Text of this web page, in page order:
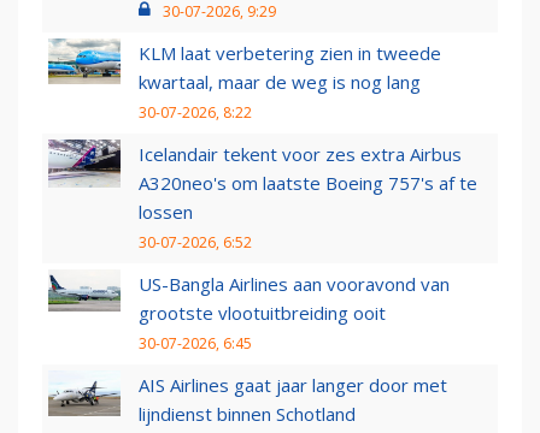
30-07-2026, 9:29
KLM laat verbetering zien in tweede
kwartaal, maar de weg is nog lang
30-07-2026, 8:22
Icelandair tekent voor zes extra Airbus
A320neo's om laatste Boeing 757's af te
lossen
30-07-2026, 6:52
US-Bangla Airlines aan vooravond van
grootste vlootuitbreiding ooit
30-07-2026, 6:45
AIS Airlines gaat jaar langer door met
lijndienst binnen Schotland